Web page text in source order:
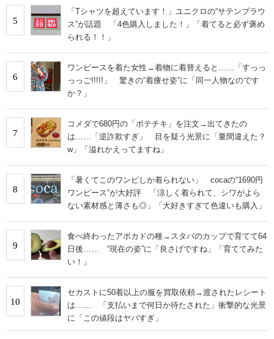
5
「Tシャツを超えています！」ユニクロの“サテンブラウ
ス”が話題 「4色購入しました！」「着てると必ず褒め
られる！！」
6
ワンピースを着た女性→着物に着替えると……「すっっ
っっご!!!!!」 驚きの“着痩せ姿”に「同一人物なのです
か？」
7
コメダで680円の「ポテチキ」を注文→出てきたの
は……「逆詐欺すぎ」 目を疑う光景に「量間違えた？
w」「溢れかえってますね」
8
「暑くてこのワンピしか着られない」 cocaの“1690円
ワンピース”が大好評 「涼しく着られて、シワがよら
ない素材感と薄さも◎」「大好きすぎて色違いも購入」
9
食べ終わったアボカドの種→スタバのカップで育てて64
日後…… “現在の姿”に「良さげですね」「育ててみた
い！」
10
セカストに50着以上の服を買取依頼→渡されたレシート
は…… 「支払いまで何日か待たされた」衝撃的な光景
に「この値段はヤバすぎ」